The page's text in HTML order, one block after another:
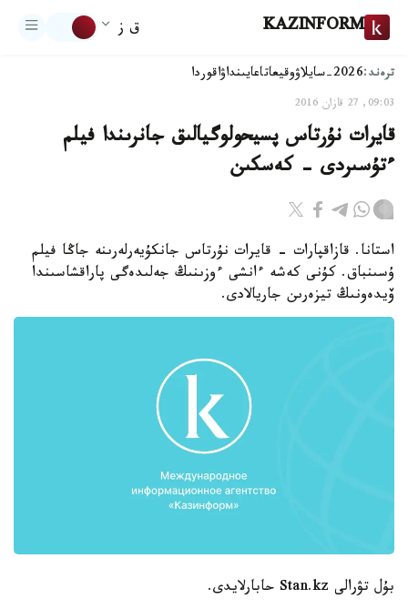
KAZINFORM ق ز
ترەند:2026-سايلاۋ وقيعاتاعايىنداۋاقوردا
09:03, 27 قازان 2016
قايرات نۇرتاس پسيحولوگيالىق جانرىندا فيلم
ءتۇسىردى - كەسكىن
استانا. قازاقپارات - قايرات نۇرتاس جانكۇيەرلەرىنە جاڭا فيلم
ۇسىنباق. كۇنى كەشە ءانشى ءوزىنىڭ جەلىدەگى پاراقشاسىندا
ۆيدەونىڭ تيزەرىن جاريالادى.
بۇل تۋرالى Stan.kz حابارلايدى.